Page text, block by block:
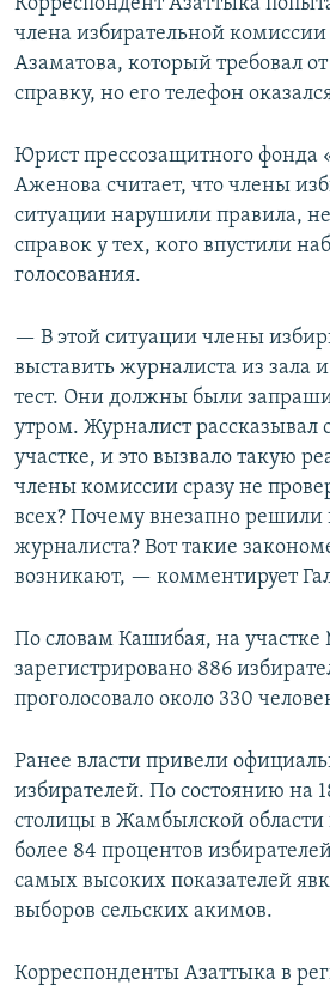
Корреспондент Азаттыка
члена избирательной
Азаматова, который требовал
справку, но его телефон
Юрист прессозащитного фонда
Аженова считает, что члены
ситуации нарушили правила,
справок у тех, кого впустили
голосования.
— В этой ситуации члены
выставить журналиста из зала
тест. Они должны были
утром. Журналист рассказывал
участке, и это вызвало такую
члены комиссии сразу не
всех? Почему внезапно решили
журналиста? Вот такие
возникают, — комментирует
По словам Кашибая, на участке
зарегистрировано 886
проголосовало около 330
Ранее власти привели
избирателей. По состоянию на
столицы в Жамбылской области
более 84 процентов
самых высоких показателей
выборов сельских акимов.
Корреспонденты Азаттыка в